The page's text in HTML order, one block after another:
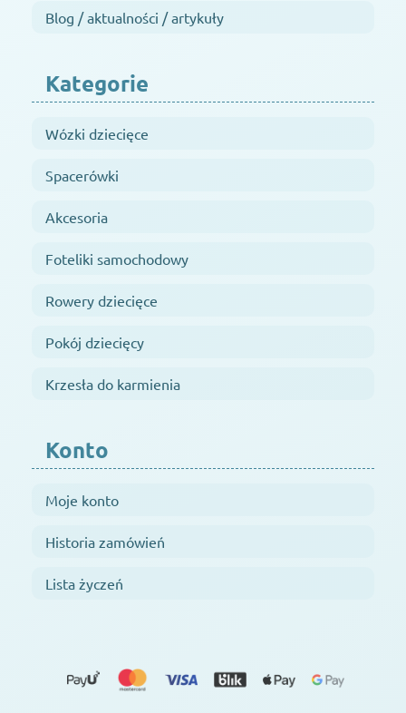
Blog / aktualności / artykuły
Kategorie
Wózki dziecięce
Spacerówki
Akcesoria
Foteliki samochodowy
Rowery dziecięce
Pokój dziecięcy
Krzesła do karmienia
Konto
Moje konto
Historia zamówień
Lista życzeń